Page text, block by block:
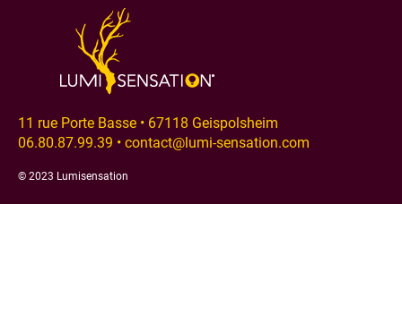
11 rue Porte Basse • 67118 Geispolsheim
06.80.87.99.39 • contact@lumi-sensation.com
© 2023 Lumisensation